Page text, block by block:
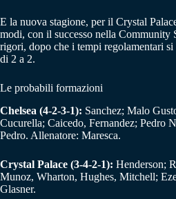
E la nuova stagione, per il Crystal
modi, con il successo nella
rigori, dopo che i tempi regolamentari
di 2 a 2.
Le probabili formazioni
Chelsea (4-2-3-1): Sanchez; Malo
Cucurella; Caicedo, Fernandez; Pedro
Pedro. Allenatore: Maresca.
Crystal Palace (3-4-2-1): Henderson;
Munoz, Wharton, Hughes, Mitchell;
Glasner.